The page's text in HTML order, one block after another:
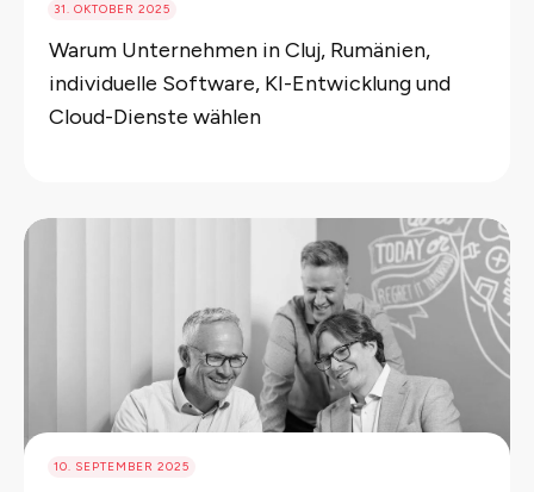
31. OKTOBER 2025
Warum Unternehmen in Cluj, Rumänien,
individuelle Software, KI-Entwicklung und
Cloud-Dienste wählen
10. SEPTEMBER 2025